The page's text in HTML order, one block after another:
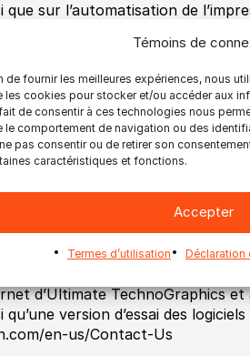
Témoins de
de fournir les meilleures expériences, nous
les cookies pour stocker et/ou accéder aux
de consentir à ces technologies nous
le comportement de navigation ou des
pas consentir ou de retirer son
caractéristiques et fonctions.
Accepter
Termes d’utilisation Déclaration
que sur l’automatisation de
et d’album photos.
le marché de la
engendrés, tout en
produit un seul
ligne, on ne dispose pas de
simplifier le procédé de reliure.
variable et donc la majorité
pour automatiser le
et augmenter leurs
d’entre vous qui ne pourrez
d’Ultimate TechnoGraphics
qu’une version d’essai des
en-us/Contact-Us